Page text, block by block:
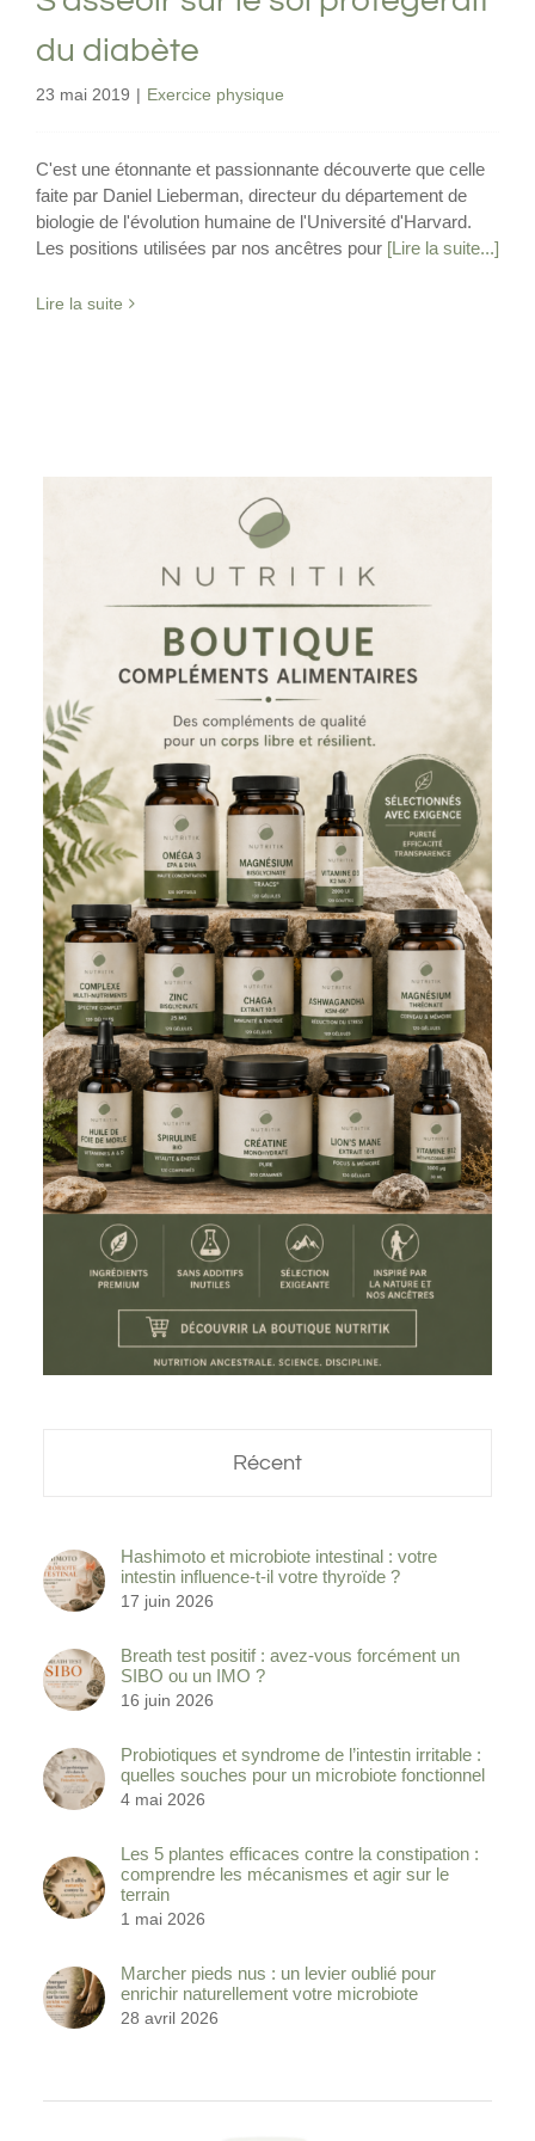
du diabète
23 mai 2019 | Exercice physique
C'est une étonnante et passionnante découverte que celle
faite par Daniel Lieberman, directeur du département de
biologie de l'évolution humaine de l'Université d'Harvard.
Les positions utilisées par nos ancêtres pour [Lire la suite...]
Lire la suite
Récent
Hashimoto et microbiote intestinal : votre
intestin influence-t-il votre thyroïde ?
17 juin 2026
Breath test positif : avez-vous forcément un
SIBO ou un IMO ?
16 juin 2026
Probiotiques et syndrome de l’intestin irritable :
quelles souches pour un microbiote fonctionnel
4 mai 2026
Les 5 plantes efficaces contre la constipation :
comprendre les mécanismes et agir sur le
terrain
1 mai 2026
Marcher pieds nus : un levier oublié pour
enrichir naturellement votre microbiote
28 avril 2026